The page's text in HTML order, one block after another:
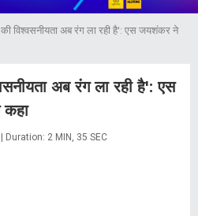
विश्वसनीयता अब रंग ला रही है': एस जयशंकर ने
अब रंग ला रही है': एस
कहा
2 MIN, 35 SEC